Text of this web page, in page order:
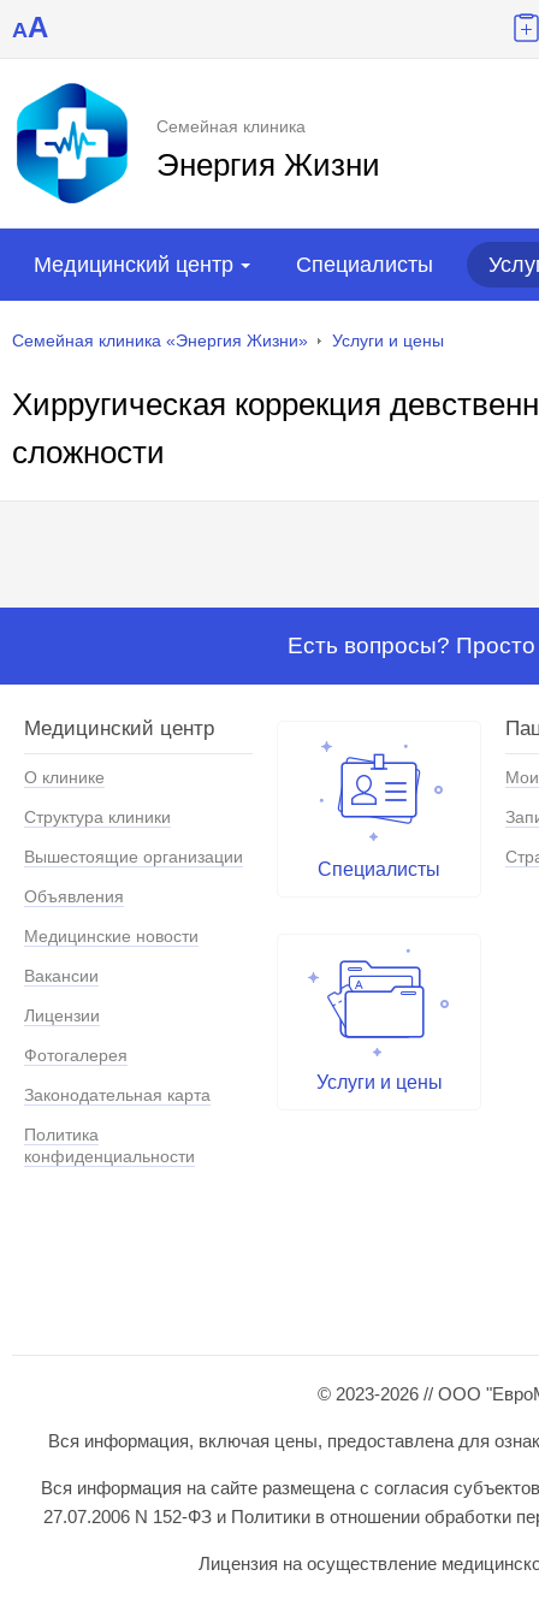
AA
Семейная клиника
Энергия Жизни
Медицинский центр Специалисты
Семейная клиника «Энергия Жизни» Услуги и цены
Хирругическая коррекция
сложности
Есть вопросы?
Медицинский центр
О клинике
Структура клиники
Вышестоящие организации
Объявления
Медицинские новости
Вакансии
Лицензии
Фотогалерея
Законодательная карта
Политика
конфиденциальности
Специалисты
Услуги и цены
© 2023-2026 // ООО
Вся информация, включая цены, предоставлена для
Вся информация на сайте размещена с согласия
27.07.2006 N 152-ФЗ и Политики в отношении обработки
Лицензия на осуществление